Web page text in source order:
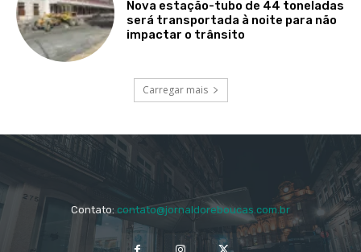
Nova estação-tubo de 44 toneladas
será transportada à noite para não
impactar o trânsito
Carregar mais
Contato:contato@jornaldoreboucas.com.br